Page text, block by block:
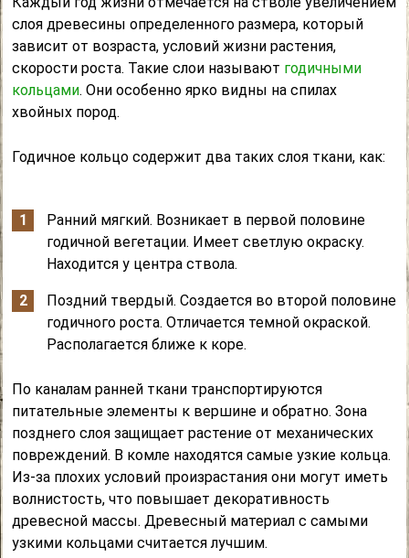
слоя древесины определенного размера, который
зависит от возраста, условий жизни растения,
скорости роста. Такие слои называют годичными
кольцами. Они особенно ярко видны на спилах
хвойных пород.
Годичное кольцо содержит два таких слоя ткани, как:
Ранний мягкий. Возникает в первой половине
годичной вегетации. Имеет светлую окраску.
Находится у центра ствола.
Поздний твердый. Создается во второй половине
годичного роста. Отличается темной окраской.
Располагается ближе к коре.
По каналам ранней ткани транспортируются
питательные элементы к вершине и обратно. Зона
позднего слоя защищает растение от механических
повреждений. В комле находятся самые узкие кольца.
Из-за плохих условий произрастания они могут иметь
волнистость, что повышает декоративность
древесной массы. Древесный материал с самыми
узкими кольцами считается лучшим.